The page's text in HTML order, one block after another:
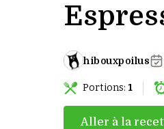
hibouxpoilus
Portions: 1
Aller à la